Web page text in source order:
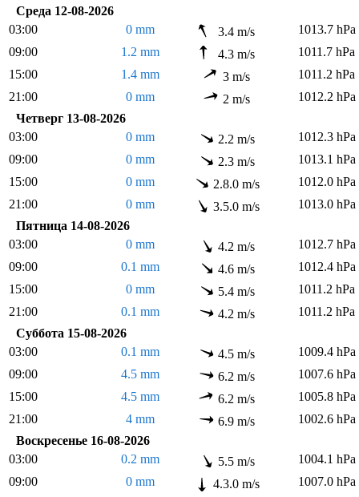
Среда 12-08-2026
03:00
0 mm 3.4 m/s
1013.7 hPa
09:00
1.2 mm 4.3 m/s
1011.7 hPa
15:00
1.4 mm 3 m/s
1011.2 hPa
21:00
0 mm 2 m/s
1012.2 hPa
Четверг 13-08-2026
03:00
0 mm 2.2 m/s
1012.3 hPa
09:00
0 mm 2.3 m/s
1013.1 hPa
15:00
0 mm 2.8.0 m/s
1012.0 hPa
21:00
0 mm 3.5.0 m/s
1013.0 hPa
Пятница 14-08-2026
03:00
0 mm 4.2 m/s
1012.7 hPa
09:00
0.1 mm 4.6 m/s
1012.4 hPa
15:00
0 mm 5.4 m/s
1011.2 hPa
21:00
0.1 mm 4.2 m/s
1011.2 hPa
Суббота 15-08-2026
03:00
0.1 mm 4.5 m/s
1009.4 hPa
09:00
4.5 mm 6.2 m/s
1007.6 hPa
15:00
4.5 mm 6.2 m/s
1005.8 hPa
21:00
4 mm 6.9 m/s
1002.6 hPa
Воскресенье 16-08-2026
03:00
0.2 mm 5.5 m/s
1004.1 hPa
09:00
0 mm 4.3.0 m/s
1007.0 hPa